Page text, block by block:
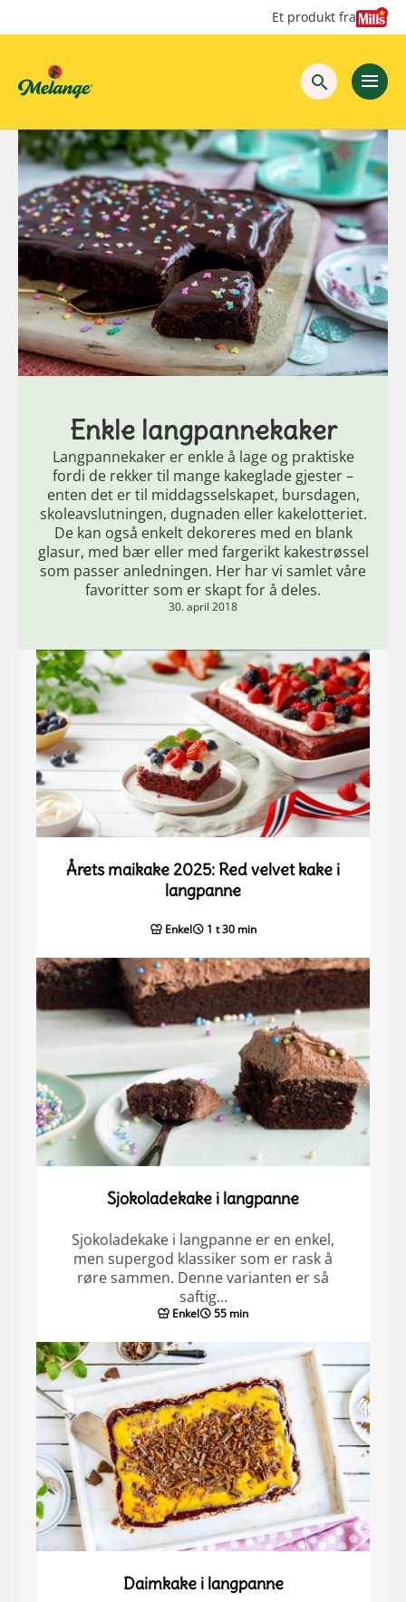
Et produkt fra
Enkle langpannekaker
Langpannekaker er enkle å lage og praktiske
fordi de rekker til mange kakeglade gjester –
enten det er til middagsselskapet, bursdagen,
skoleavslutningen, dugnaden eller kakelotteriet.
De kan også enkelt dekoreres med en blank
glasur, med bær eller med fargerikt kakestrøssel
som passer anledningen. Her har vi samlet våre
favoritter som er skapt for å deles.
30. april 2018
Årets maikake 2025: Red velvet kake i
langpanne
Enkel 1 t 30 min
Sjokoladekake i langpanne
Sjokoladekake i langpanne er en enkel,
men supergod klassiker som er rask å
røre sammen. Denne varianten er så
saftig…
Enkel 55 min
Daimkake i langpanne